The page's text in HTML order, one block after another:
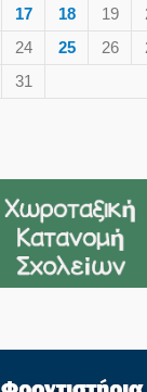
17 18 19
24 25 26
31